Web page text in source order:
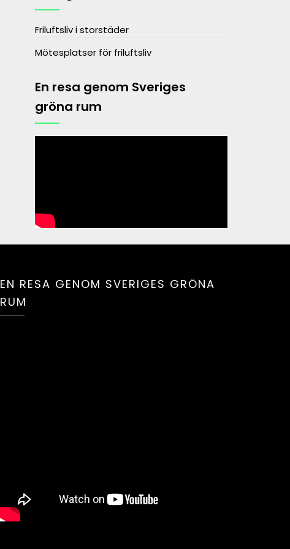
Friluftsliv i storstäder
Mötesplatser för friluftsliv
En resa genom Sveriges
gröna rum
EN RESA GENOM SVERIGES GRÖNA
RUM